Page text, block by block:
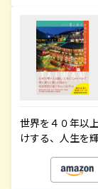
世界を４０年以
けする、人生を